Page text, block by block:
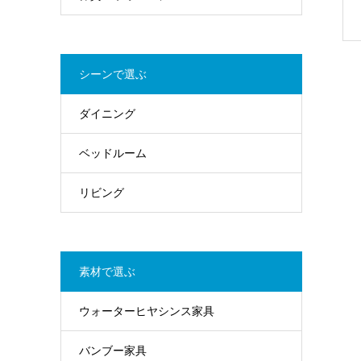
シーンで選ぶ
ダイニング
ベッドルーム
リビング
素材で選ぶ
ウォーターヒヤシンス家具
バンブー家具